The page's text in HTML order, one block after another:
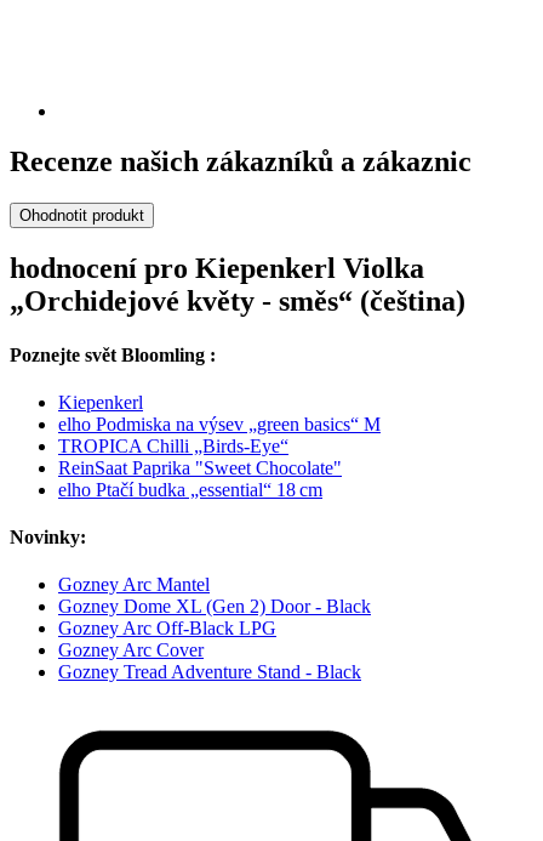
Recenze našich zákazníků a zákaznic
Ohodnotit produkt
hodnocení pro Kiepenkerl Violka
„Orchidejové květy - směs“ (čeština)
Poznejte svět Bloomling :
Kiepenkerl
elho Podmiska na výsev „green basics“ M
TROPICA Chilli „Birds-Eye“
ReinSaat Paprika "Sweet Chocolate"
elho Ptačí budka „essential“ 18 cm
Novinky:
Gozney Arc Mantel
Gozney Dome XL (Gen 2) Door - Black
Gozney Arc Off-Black LPG
Gozney Arc Cover
Gozney Tread Adventure Stand - Black